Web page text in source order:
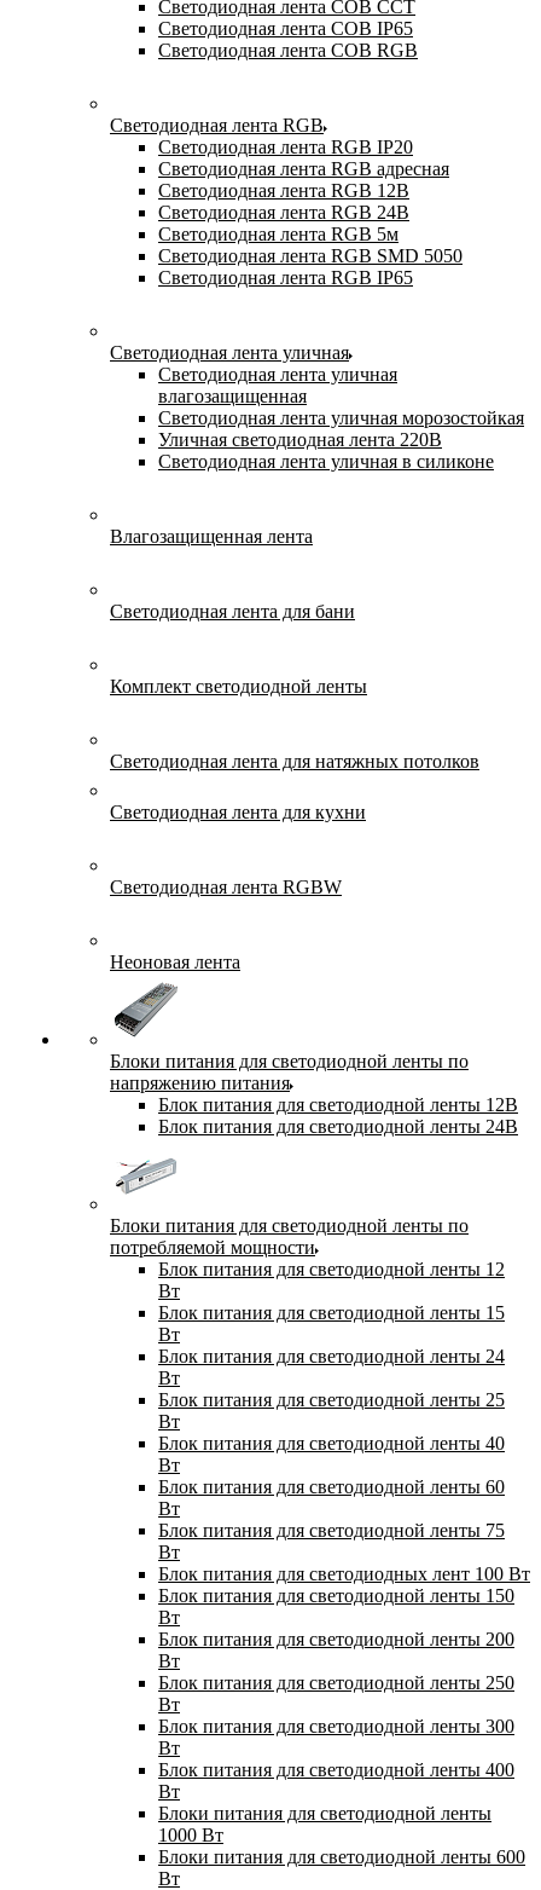
Светодиодная лента COB CCT
Светодиодная лента COB IP65
Светодиодная лента COB RGB
Светодиодная лента RGB
Светодиодная лента RGB IP20
Светодиодная лента RGB адресная
Светодиодная лента RGB 12В
Светодиодная лента RGB 24В
Светодиодная лента RGB 5м
Светодиодная лента RGB SMD 5050
Светодиодная лента RGB IP65
Светодиодная лента уличная
Светодиодная лента уличная
влагозащищенная
Светодиодная лента уличная морозостойкая
Уличная светодиодная лента 220В
Светодиодная лента уличная в силиконе
Влагозащищенная лента
Светодиодная лента для бани
Комплект светодиодной ленты
Светодиодная лента для натяжных потолков
Светодиодная лента для кухни
Светодиодная лента RGBW
Неоновая лента
Блоки питания для светодиодной ленты по
напряжению питания
Блок питания для светодиодной ленты 12В
Блок питания для светодиодной ленты 24В
Блоки питания для светодиодной ленты по
потребляемой мощности
Блок питания для светодиодной ленты 12
Вт
Блок питания для светодиодной ленты 15
Вт
Блок питания для светодиодной ленты 24
Вт
Блок питания для светодиодной ленты 25
Вт
Блок питания для светодиодной ленты 40
Вт
Блок питания для светодиодной ленты 60
Вт
Блок питания для светодиодной ленты 75
Вт
Блок питания для светодиодных лент 100 Вт
Блок питания для светодиодной ленты 150
Вт
Блок питания для светодиодной ленты 200
Вт
Блок питания для светодиодной ленты 250
Вт
Блок питания для светодиодной ленты 300
Вт
Блок питания для светодиодной ленты 400
Вт
Блоки питания для светодиодной ленты
1000 Вт
Блоки питания для светодиодной ленты 600
Вт